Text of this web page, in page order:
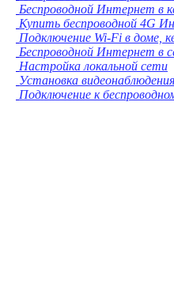
Беспроводной Интернет в
Купить беспроводной 4G
Подключение Wi-Fi в доме,
Беспроводной Интернет в
Настройка локальной сети
Установка видеонаблюдения
Подключение к